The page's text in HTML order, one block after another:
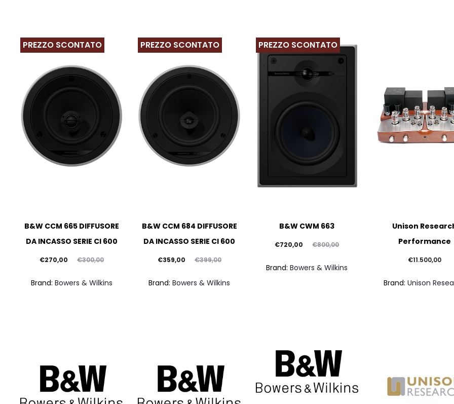
PREZZO SCONTATO
B&W CCM 665 DIFFUSORE
DA INCASSO SERIE CI 600
€300,00
Il
€270,00
Brand: Bowers & Wilkins
PREZZO SCONTATO
B&W CCM 684 DIFFUSORE
DA INCASSO SERIE CI 600
€399,00
Il
€359,00
Brand:Bowers & Wilkins
PREZZO SCONTATO
B&W CWM 663
€800,00
Il
€720,00
Il
Brand:Bowers & Wilkins
Unison
Performance
€11.500,00
Brand:Unison